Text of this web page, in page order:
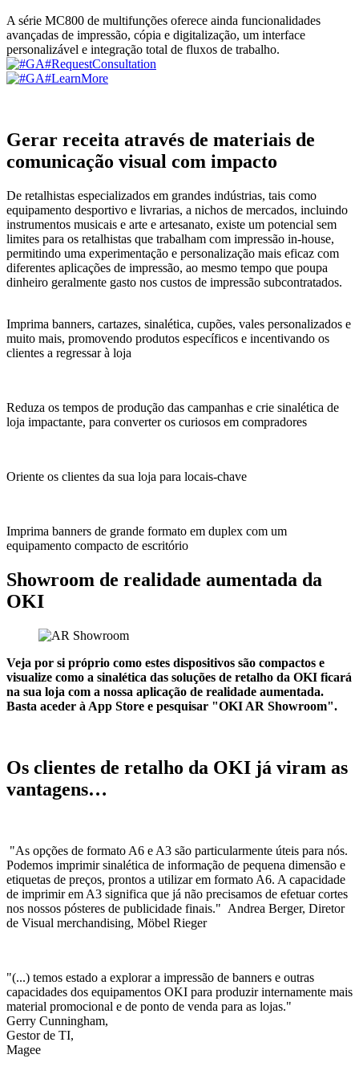
A série MC800 de multifunções oferece ainda funcionalidades
avançadas de impressão, cópia e digitalização, um interface
personalizável e integração total de fluxos de trabalho.
Gerar receita através de materiais de
comunicação visual com impacto
De retalhistas especializados em grandes indústrias, tais como
equipamento desportivo e livrarias, a nichos de mercados, incluindo
instrumentos musicais e arte e artesanato, existe um potencial sem
limites para os retalhistas que trabalham com impressão in-house,
permitindo uma experimentação e personalização mais eficaz com
diferentes aplicações de impressão, ao mesmo tempo que poupa
dinheiro geralmente gasto nos custos de impressão subcontratados.
Imprima banners, cartazes, sinalética, cupões, vales personalizados e
muito mais, promovendo produtos específicos e incentivando os
clientes a regressar à loja
Reduza os tempos de produção das campanhas e crie sinalética de
loja impactante, para converter os curiosos em compradores
Oriente os clientes da sua loja para locais-chave
Imprima banners de grande formato em duplex com um
equipamento compacto de escritório
Showroom de realidade aumentada da
OKI
Veja por si próprio como estes dispositivos são compactos e
visualize como a sinalética das soluções de retalho da OKI ficará
na sua loja com a nossa aplicação de realidade aumentada.
Basta aceder à App Store e pesquisar "OKI AR Showroom".
Os clientes de retalho da OKI já viram as
vantagens…
"As opções de formato A6 e A3 são particularmente úteis para nós.
Podemos imprimir sinalética de informação de pequena dimensão e
etiquetas de preços, prontos a utilizar em formato A6. A capacidade
de imprimir em A3 significa que já não precisamos de efetuar cortes
nos nossos pósteres de publicidade finais." Andrea Berger, Diretor
de Visual merchandising, Möbel Rieger
"(...) temos estado a explorar a impressão de banners e outras
capacidades dos equipamentos OKI para produzir internamente mais
material promocional e de ponto de venda para as lojas."
Gerry Cunningham,
Gestor de TI,
Magee